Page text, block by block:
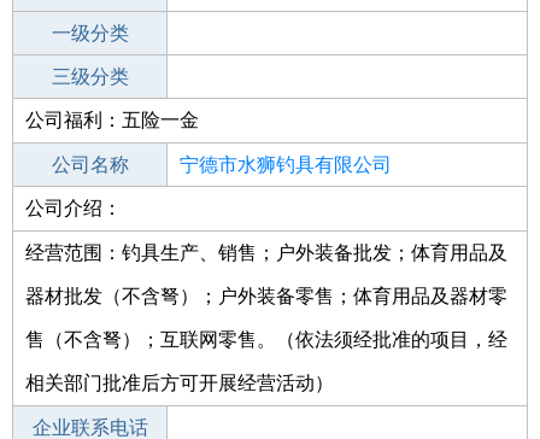
一级分类
二级分类
三级分类
其他行业
公司福利：五险一金
公司名称 宁德市水狮钓具有限公司
公司类型
公司介绍：
经营范围：钓具生产、销售；户外装备批发；体育用品及
器材批发（不含弩）；户外装备零售；体育用品及器材零
售（不含弩）；互联网零售。（依法须经批准的项目，经
相关部门批准后方可开展经营活动）
企业联系电话